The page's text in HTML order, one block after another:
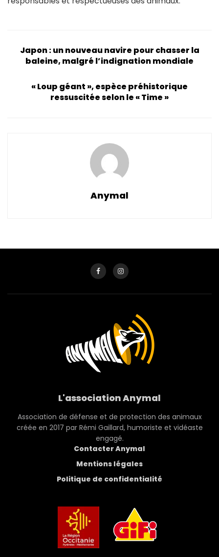
Japon : un nouveau navire pour chasser la
baleine, malgré l’indignation mondiale
« Loup géant », espèce préhistorique
ressuscitée selon le « Time »
Anymal
L'association Anymal
Association de défense et de protection des animaux
créée en 2017 par Rémi Gaillard, humoriste et vidéaste
engagé.
Contacter Anymal
Mentions légales
Politique de confidentialité